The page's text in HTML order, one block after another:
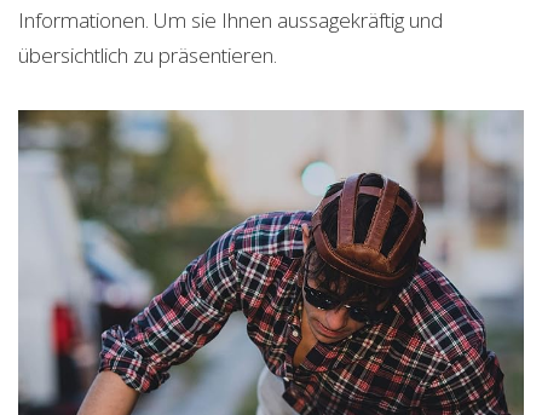
Informationen. Um sie Ihnen aussagekräftig und
übersichtlich zu präsentieren.